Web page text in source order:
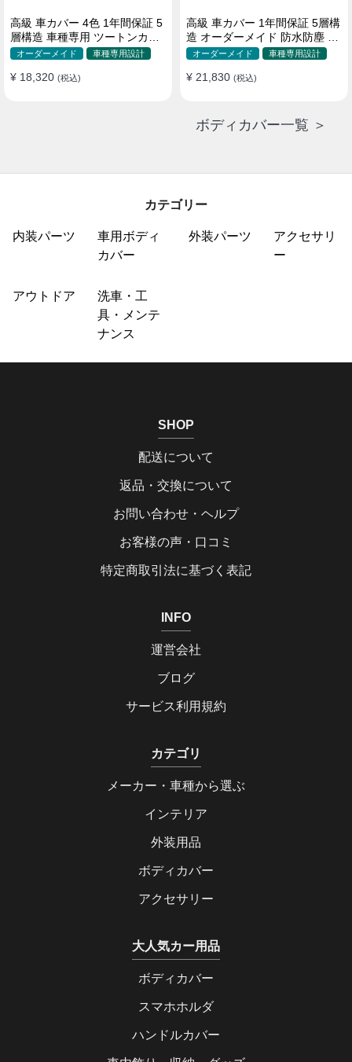
高級 車カバー 4色 1年間保証 5
層構造 車種専用 ツートンカラ
ー オーダーメイド 防水 耐久性
オーダーメイド 車種専用設計
¥ 18,320 (税込)
高級 車カバー 1年間保証 5層構
造 オーダーメイド 防水防塵 裏
起毛 車種専用
オーダーメイド 車種専用設計
¥ 21,830 (税込)
ボディカバー一覧 ＞
カテゴリー
内装パーツ
車用ボディ
カバー
外装パーツ
アクセサリ
ー
アウトドア
洗車・工
具・メンテ
ナンス
SHOP
配送について
返品・交換について
お問い合わせ・ヘルプ
お客様の声・口コミ
特定商取引法に基づく表記
INFO
運営会社
ブログ
サービス利用規約
カテゴリ
メーカー・車種から選ぶ
インテリア
外装用品
ボディカバー
アクセサリー
大人気カー用品
ボディカバー
スマホホルダ
ハンドルカバー